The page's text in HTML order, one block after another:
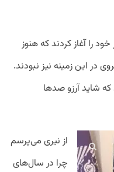
را آغاز کردند که هنوز
در این زمینه نیز نبودند.
که شاید آرزو صدها
از نیری می‌پرسم
چرا در سال‌های